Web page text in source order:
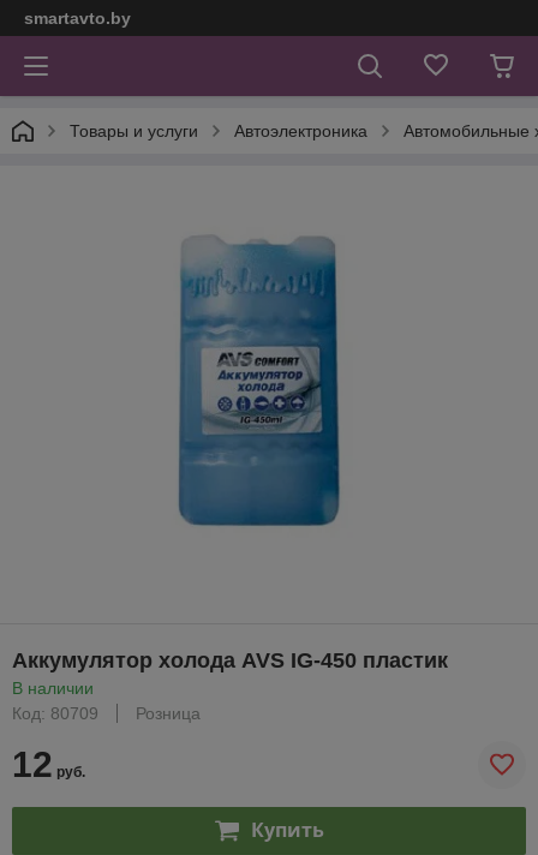
smartavto.by
Товары и услуги Автоэлектроника Автомобильные
Аккумулятор холода AVS IG-450 пластик
В наличии
Код: 80709
Розница
12 руб.
Купить